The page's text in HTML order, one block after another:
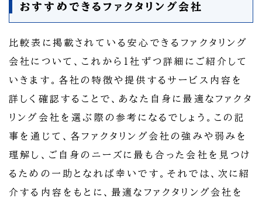
おすすめできるファクタリング会社
比較表に掲載されている安心できるファクタリング
会社について、これから1社ずつ詳細にご紹介して
いきます。各社の特徴や提供するサービス内容を
詳しく確認することで、あなた自身に最適なファクタ
リング会社を選ぶ際の参考になるでしょう。この記
事を通じて、各ファクタリング会社の強みや弱みを
理解し、ご自身のニーズに最も合った会社を見つけ
るための一助となれば幸いです。それでは、次に紹
介する内容をもとに、最適なファクタリング会社を